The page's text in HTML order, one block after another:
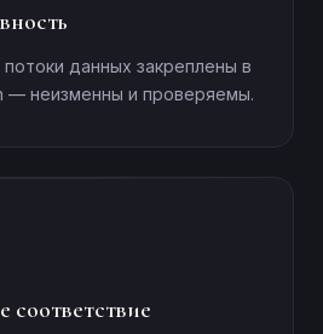
данных закреплены в
— неизменны и проверяемы.
соответствие